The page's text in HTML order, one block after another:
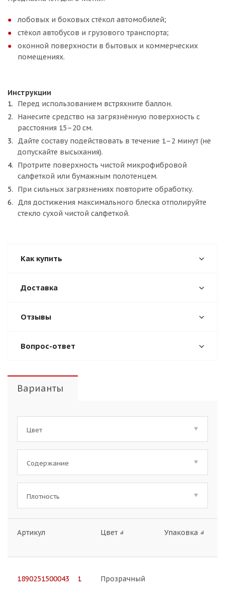
лобовых и боковых стёкол автомобилей;
стёкол автобусов и грузового транспорта;
оконной поверхности в бытовых и коммерческих
помещениях.
Инструкции
Перед использованием встряхните баллон.
Нанесите средство на загрязнённую поверхность с
расстояния 15–20 см.
Дайте составу подействовать в течение 1–2 минут (не
допускайте высыхания).
Протрите поверхность чистой микрофибровой
салфеткой или бумажным полотенцем.
При сильных загрязнениях повторите обработку.
Для достижения максимального блеска отполируйте
стекло сухой чистой салфеткой.
Как купить
Доставка
Отзывы
Вопрос-ответ
Варианты
Цвет
Содержание
Плотность
Артикул Цвет Упаковка
1890251500043 1 Прозрачный